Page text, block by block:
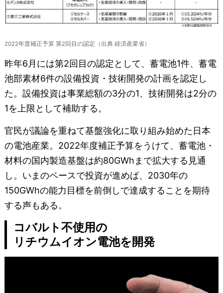
2022年度補正予算 第2回目の認定（出典 経済産業省）
昨年6月には第2回目の認定として、蓄電池1件、蓄電
池部素材6件の設備投資・技術開発の計画を認定し
た。設備投資は事業総額の3分の1、技術開発は2分の
1を上限として補助する。
官民が議論を重ねて基盤強化に取り組み始めた日本
の電池産業。2022年度補正予算をうけて、蓄電池・
材料の国内製造基盤は約80GWhまで拡大する見通
し。いまのペースで投資が進めば、2030年の
150GWhの能力目標を前倒しで達成することを期待
する声もある。
コバルト不使用の
リチウムイオン電池を開発